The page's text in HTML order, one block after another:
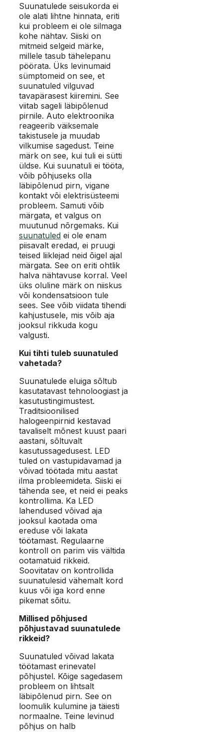
Suunatulede seisukorda ei
ole alati lihtne hinnata, eriti
kui probleem ei ole silmaga
kohe nähtav. Siiski on
mitmeid selgeid märke,
millele tasub tähelepanu
pöörata. Üks levinumaid
sümptomeid on see, et
suunatuled vilguvad
tavapärasest kiiremini. See
viitab sageli läbipõlenud
pirnile. Auto elektroonika
reageerib väiksemale
takistusele ja muudab
vilkumise sagedust. Teine
märk on see, kui tuli ei sütti
üldse. Kui suunatuli ei tööta,
võib põhjuseks olla
läbipõlenud pirn, vigane
kontakt või elektrisüsteemi
probleem. Samuti võib
märgata, et valgus on
muutunud nõrgemaks. Kui
suunatuled ei ole enam
piisavalt eredad, ei pruugi
teised liiklejad neid õigel ajal
märgata. See on eriti ohtlik
halva nähtavuse korral. Veel
üks oluline märk on niiskus
või kondensatsioon tule
sees. See võib viidata tihendi
kahjustusele, mis võib aja
jooksul rikkuda kogu
valgusti.
Kui tihti tuleb suunatuled
vahetada?
Suunatulede eluiga sõltub
kasutatavast tehnoloogiast ja
kasutustingimustest.
Traditsioonilised
halogeenpirnid kestavad
tavaliselt mõnest kuust paari
aastani, sõltuvalt
kasutussagedusest. LED
tuled on vastupidavamad ja
võivad töötada mitu aastat
ilma probleemideta. Siiski ei
tähenda see, et neid ei peaks
kontrollima. Ka LED
lahendused võivad aja
jooksul kaotada oma
ereduse või lakata
töötamast. Regulaarne
kontroll on parim viis vältida
ootamatuid rikkeid.
Soovitatav on kontrollida
suunatulesid vähemalt kord
kuus või iga kord enne
pikemat sõitu.
Millised põhjused
põhjustavad suunatulede
rikkeid?
Suunatuled võivad lakata
töötamast erinevatel
põhjustel. Kõige sagedasem
probleem on lihtsalt
läbipõlenud pirn. See on
loomulik kulumine ja täiesti
normaalne. Teine levinud
põhjus on halb